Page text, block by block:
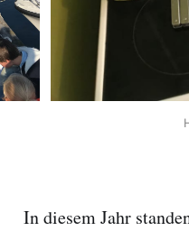
In diesem Jahr